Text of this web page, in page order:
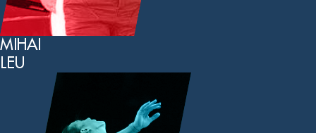
MIHAI
LEU